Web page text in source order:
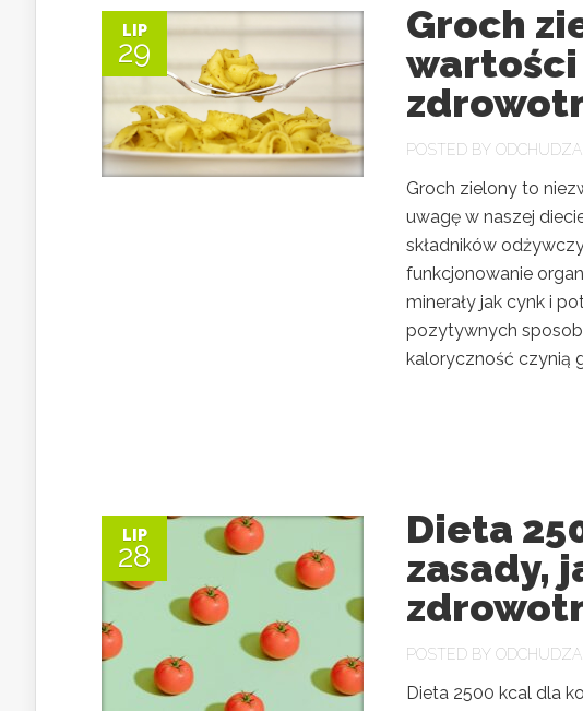
LIP
29
Groch
wartości
POSTED BY
Groch zielony to
uwagę w naszej
składników
funkcjonowanie
minerały jak cynk i
pozytywnych
kaloryczność czynią
LIP
28
Dieta
zasady,
POSTED BY
Dieta 2500 kcal dla